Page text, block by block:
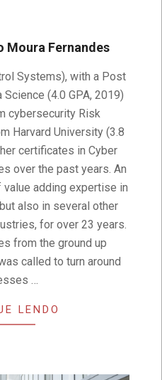
Moura Fernandes
Systems), with a Post
(4.0 GPA, 2019)
cybersecurity Risk
Harvard University (3.8
certificates in Cyber
over the past years. An
adding expertise in
also in several other
for over 23 years.
from the ground up
called to turn around
…
LENDO